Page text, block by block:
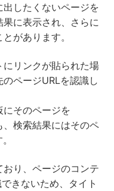
したくないページを
に表示され、さらに
があります。
リンクが貼られた場
ページURLを認識し
そのページを
検索結果にはそのペ
り、ページのコンテ
きないため、タイト